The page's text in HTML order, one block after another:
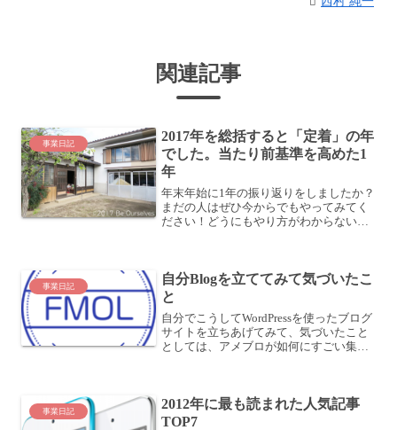
関連記事
事業日記
2017年を総括すると「定着」の年
でした。当たり前基準を高めた1
年
年末年始に1年の振り返りをしましたか？
まだの人はぜひ今からでもやってみてく
ださい！どうにもやり方がわからない、
活用してくださいね。...
事業日記
自分Blogを立ててみて気づいたこ
と
自分でこうしてWordPressを使ったブログ
サイトを立ちあげてみて、気づいたこと
としては、アメブロが如何にすごい集客
単に出...
事業日記
2012年に最も読まれた人気記事
TOP7